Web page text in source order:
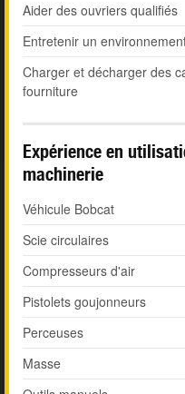
Aider des ouvriers qualifiés
Entretenir un
Charger et décharger des
fourniture
Expérience en
machinerie
Véhicule Bobcat
Scie circulaires
Compresseurs d'air
Pistolets goujonneurs
Perceuses
Masse